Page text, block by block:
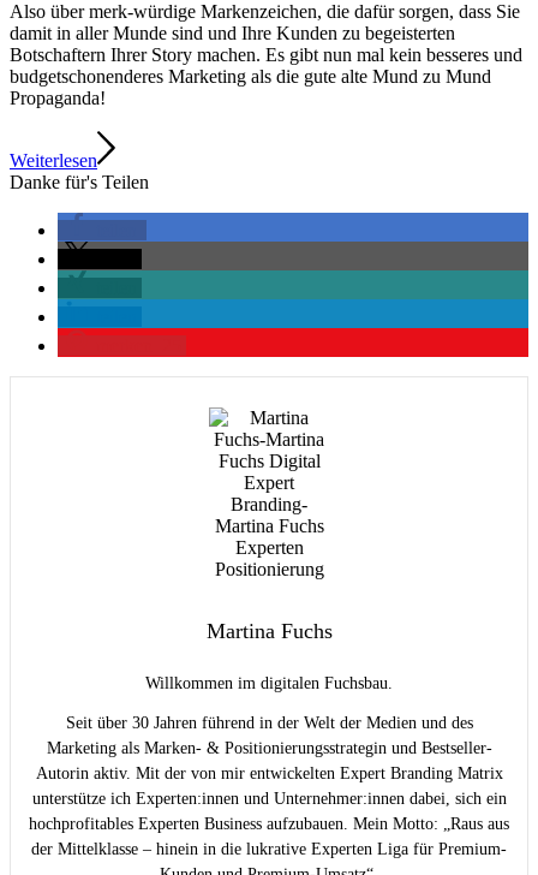
Also über merk-würdige Markenzeichen, die dafür sorgen, dass Sie
damit in aller Munde sind und Ihre Kunden zu begeisterten
Botschaftern Ihrer Story machen. Es gibt nun mal kein besseres und
budgetschonenderes Marketing als die gute alte Mund zu Mund
Propaganda!
Weiterlesen
Danke für's Teilen
Martina Fuchs
Willkommen im digitalen Fuchsbau.
Seit über 30 Jahren führend in der Welt der Medien und des
Marketing als Marken- & Positionierungsstrategin und Bestseller-
Autorin aktiv. Mit der von mir entwickelten Expert Branding Matrix
unterstütze ich Experten:innen und Unternehmer:innen dabei, sich ein
hochprofitables Experten Business aufzubauen. Mein Motto: „Raus aus
der Mittelklasse – hinein in die lukrative Experten Liga für Premium-